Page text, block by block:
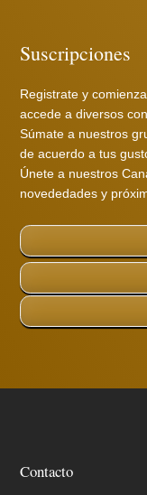
Suscripciones
Registrate y
accede a diversos
Súmate a nuestros
de acuerdo a tus
Únete a nuestros
novededades y
Contacto